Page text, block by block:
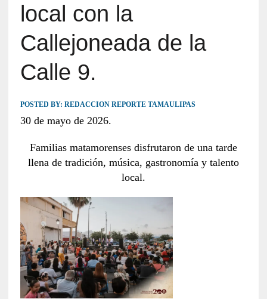
local con la
Callejoneada de la
Calle 9.
POSTED BY: REDACCION REPORTE TAMAULIPAS
30 de mayo de 2026.
Familias matamorenses disfrutaron de una tarde
llena de tradición, música, gastronomía y talento
local.